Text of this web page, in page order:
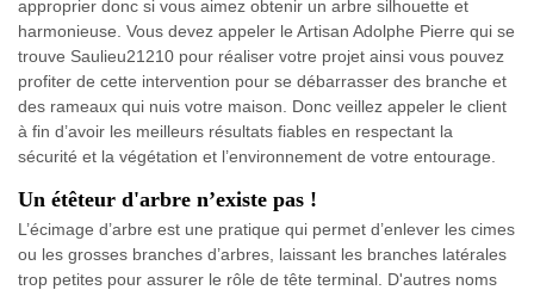
approprier donc si vous aimez obtenir un arbre silhouette et
harmonieuse. Vous devez appeler le Artisan Adolphe Pierre qui se
trouve Saulieu21210 pour réaliser votre projet ainsi vous pouvez
profiter de cette intervention pour se débarrasser des branche et
des rameaux qui nuis votre maison. Donc veillez appeler le client
à fin d’avoir les meilleurs résultats fiables en respectant la
sécurité et la végétation et l’environnement de votre entourage.
Un étêteur d'arbre n’existe pas !
L’écimage d’arbre est une pratique qui permet d’enlever les cimes
ou les grosses branches d’arbres, laissant les branches latérales
trop petites pour assurer le rôle de tête terminal. D'autres noms